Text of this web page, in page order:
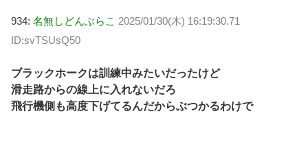
934: 名無しどんぶらこ 2025/01/30(木) 16:19:30.71
ID:svTSUsQ50
ブラックホークは訓練中みたいだったけど
滑走路からの線上に入れないだろ
飛行機側も高度下げてるんだからぶつかるわけで